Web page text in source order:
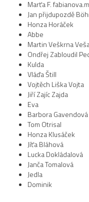
Marťa F.
Jan přijdupozdě
Honza Horáček
Abbe
Martin Veškrna
Ondřej Zabloudil
Kulda
Vláďa Štill
Vojtěch Liška Vojta
Jiří Zajíc Zajda
Eva
Barbora
Tom Otrisal
Honza Klusáček
Jíťa Bláhová
Lucka Dokládalová
Janča Tomalová
Jedla
Dominik